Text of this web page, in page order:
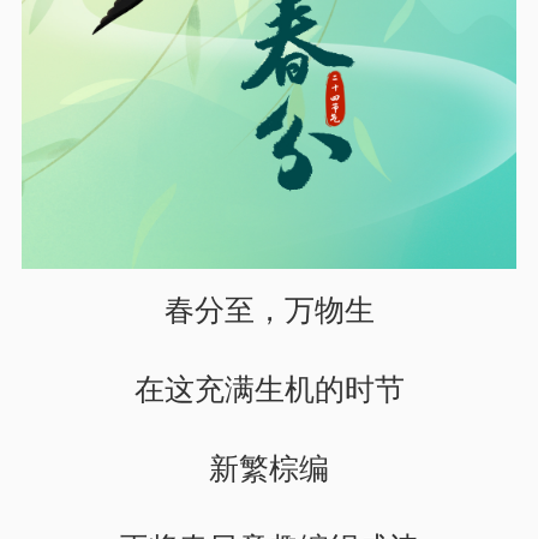
春分至，万物生
在这充满生机的时节
新繁棕编